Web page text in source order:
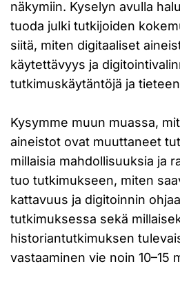
näkymiin. Kyselyn avulla
tuoda julki tutkijoiden
siitä, miten digitaaliset
käytettävyys ja
tutkimuskäytäntöjä ja
Kysymme muun muassa,
aineistot ovat muuttaneet
millaisia mahdollisuuksia ja
tuo tutkimukseen, miten
kattavuus ja digitoinnin
tutkimuksessa sekä
historiantutkimuksen
vastaaminen vie noin 10–15